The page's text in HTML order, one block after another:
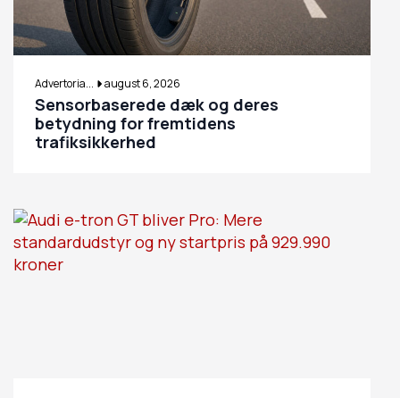
Advertoria... august 6, 2026
Sensorbaserede dæk og deres
betydning for fremtidens
trafiksikkerhed